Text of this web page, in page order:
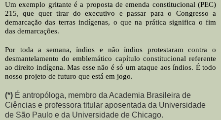
Um exemplo gritante é a proposta de emenda constitucional (PEC)
215, que quer tirar do executivo e passar para o Congresso a
demarcação das terras indígenas, o que na prática significa o fim
das demarcações.
Por toda a semana, índios e não índios protestaram contra o
desmantelamento do emblemático capítulo constitucional referente
ao direito indígena. Mas esse não é só um ataque aos índios. É todo
nosso projeto de futuro que está em jogo.
(*) É antropóloga, membro da Academia Brasileira de
Ciências e professora titular aposentada da Universidade
de São Paulo e da Universidade de Chicago.